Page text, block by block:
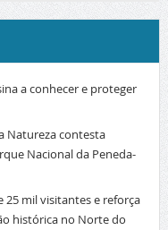
a conhecer e proteger
Natureza contesta
Nacional da Peneda-
25 mil visitantes e reforça
histórica no Norte do